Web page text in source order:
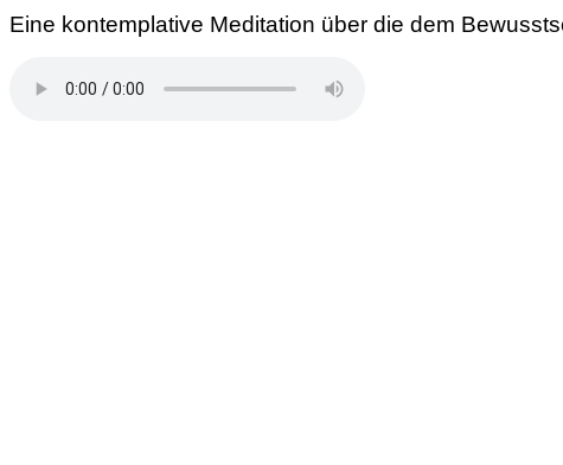
Eine kontemplative Meditation über die dem